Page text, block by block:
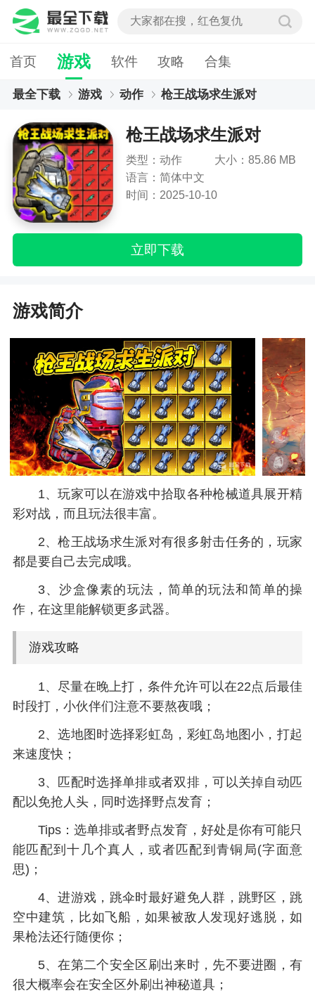
首页 游戏 软件 攻略 合集
最全下载 游戏 动作 枪王战场求生派对
枪王战场求生派对
类型：动作
大小：85.86 MB
语言：简体中文
时间：2025-10-10
立即下载
游戏简介
1、玩家可以在游戏中拾取各种枪械道具展开精
彩对战，而且玩法很丰富。
2、枪王战场求生派对有很多射击任务的，玩家
都是要自己去完成哦。
3、沙盒像素的玩法，简单的玩法和简单的操
作，在这里能解锁更多武器。
游戏攻略
1、尽量在晚上打，条件允许可以在22点后最佳
时段打，小伙伴们注意不要熬夜哦；
2、选地图时选择彩虹岛，彩虹岛地图小，打起
来速度快；
3、匹配时选择单排或者双排，可以关掉自动匹
配以免抢人头，同时选择野点发育；
Tips：选单排或者野点发育，好处是你有可能只
能匹配到十几个真人，或者匹配到青铜局(字面意
思)；
4、进游戏，跳伞时最好避免人群，跳野区，跳
空中建筑，比如飞船，如果被敌人发现好逃脱，如
果枪法还行随便你；
5、在第二个安全区刷出来时，先不要进圈，有
很大概率会在安全区外刷出神秘道具；